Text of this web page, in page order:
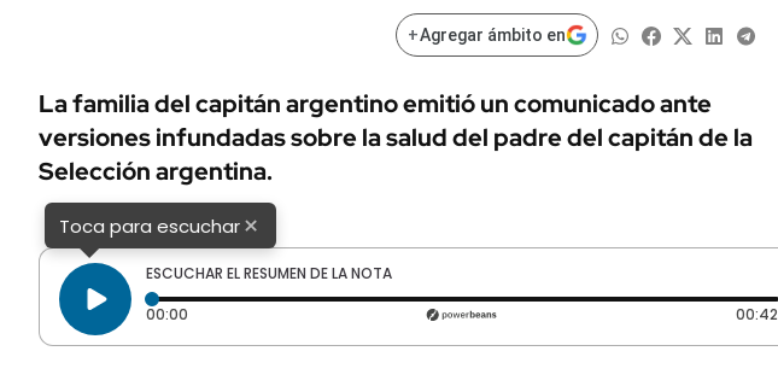
Municipios
AUTOS
+Agregar ámbito en
La familia del capitán argentino emitió un comunicado ante
versiones infundadas sobre la salud del padre del capitán de la
Selección argentina.
Toca para escuchar×
ESCUCHAR EL RESUMEN DE LA NOTA
00:00 Tiempo transcurrido: 0 segundos 00:42